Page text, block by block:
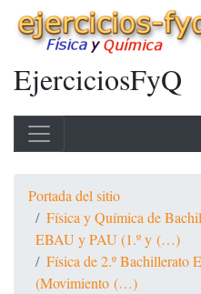
EjerciciosFyQ
Portada del sitio
Física y Química de
EBAU y PAU (1.º y (…)
Física de 2.º Bachillerato
(Movimiento (…)